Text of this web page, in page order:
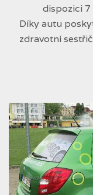
dispozici 7
Díky autu
zdravotní